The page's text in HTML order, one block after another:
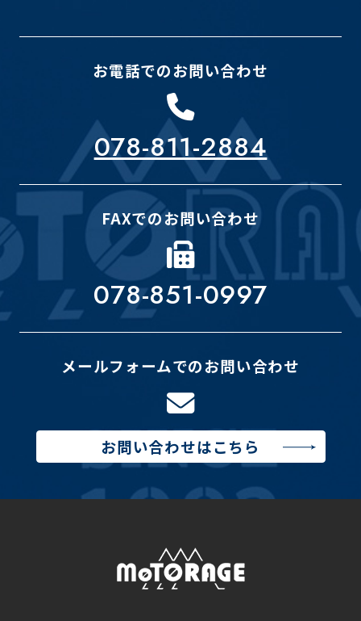
お電話でのお問い合わせ
078-811-2884
FAXでのお問い合わせ
078-851-0997
メールフォームでのお問い合わせ
お問い合わせはこちら